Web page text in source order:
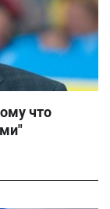
что